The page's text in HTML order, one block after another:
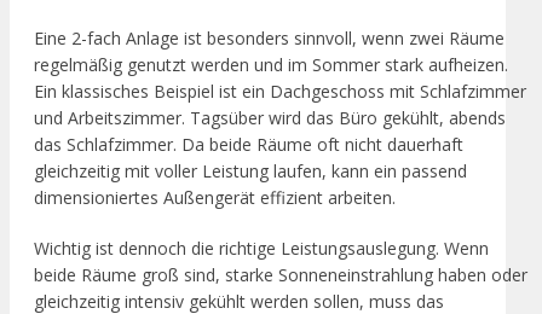
Eine 2-fach Anlage ist besonders sinnvoll, wenn zwei Räume
regelmäßig genutzt werden und im Sommer stark aufheizen.
Ein klassisches Beispiel ist ein Dachgeschoss mit Schlafzimmer
und Arbeitszimmer. Tagsüber wird das Büro gekühlt, abends
das Schlafzimmer. Da beide Räume oft nicht dauerhaft
gleichzeitig mit voller Leistung laufen, kann ein passend
dimensioniertes Außengerät effizient arbeiten.
Wichtig ist dennoch die richtige Leistungsauslegung. Wenn
beide Räume groß sind, starke Sonneneinstrahlung haben oder
gleichzeitig intensiv gekühlt werden sollen, muss das